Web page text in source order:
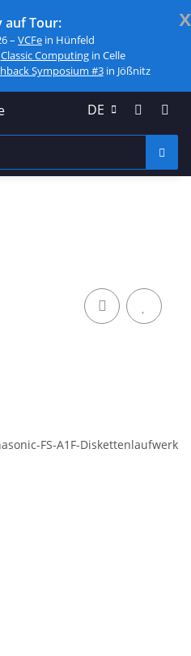
x
auf Tour:
– VCFe in Hünfeld
Classic Computingin Celle
Symposium #3in Jößnitz
DE